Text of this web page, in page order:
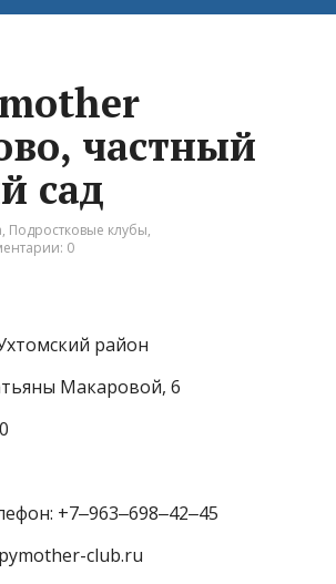
частный
сад
, Подростковые клубы,
0
район
Макаровой, 6
+7‒963‒698‒42‒45
club.ru